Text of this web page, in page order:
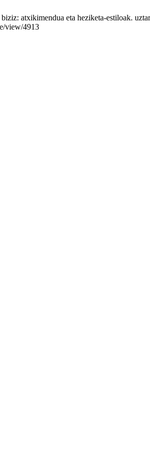
atxikimendua eta heziketa-estiloak.
view/4913